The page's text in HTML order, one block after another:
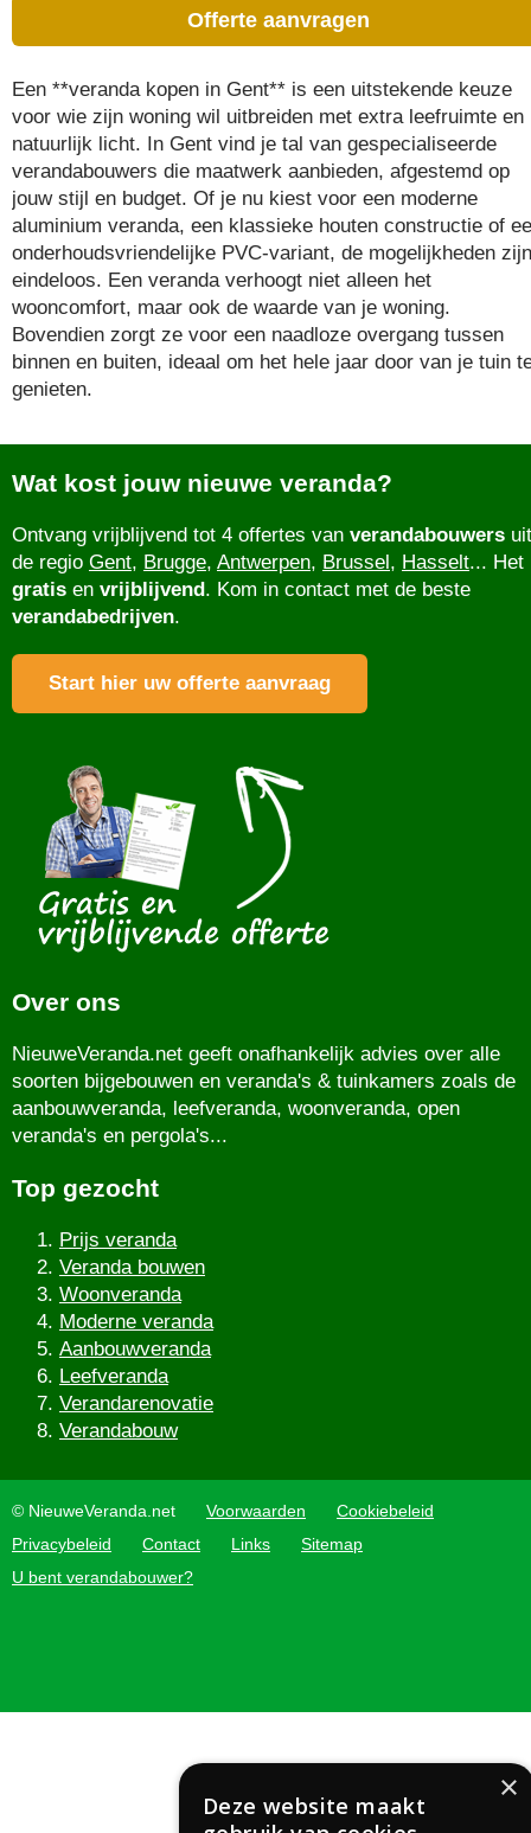
Offerte aanvragen
Een **veranda kopen in Gent** is een uitstekende keuze
voor wie zijn woning wil uitbreiden met extra leefruimte en
natuurlijk licht. In Gent vind je tal van gespecialiseerde
veranda­bouwers die maatwerk aanbieden, afgestemd op
jouw stijl en budget. Of je nu kiest voor een moderne
aluminium veranda, een klassieke houten constructie of
onderhoudsvriendelijke PVC-variant, de mogelijkheden zijn
eindeloos. Een veranda verhoogt niet alleen het
wooncomfort, maar ook de waarde van je woning.
Bovendien zorgt ze voor een naadloze overgang tussen
binnen en buiten, ideaal om het hele jaar door van je tuin
genieten.
Wat kost jouw nieuwe veranda?
Ontvang vrijblijvend tot 4 offertes van verandabouwers uit
de regio Gent, Brugge, Antwerpen, Brussel, Hasselt... Het
gratis en vrijblijvend. Kom in contact met de beste
verandabedrijven.
Start hier uw offerte aanvraag
Over ons
NieuweVeranda.net geeft onafhankelijk advies over alle
soorten bijgebouwen en veranda's & tuinkamers zoals de
aanbouwveranda, leefveranda, woonveranda, open
veranda's en pergola's...
Top gezocht
Prijs veranda
Veranda bouwen
Woonveranda
Moderne veranda
Aanbouwveranda
Leefveranda
Verandarenovatie
Verandabouw
© NieuweVeranda.net Voorwaarden
Cookiebeleid
Privacybeleid
Contact Links
Sitemap
U bent verandabouwer?
×
Deze website maakt